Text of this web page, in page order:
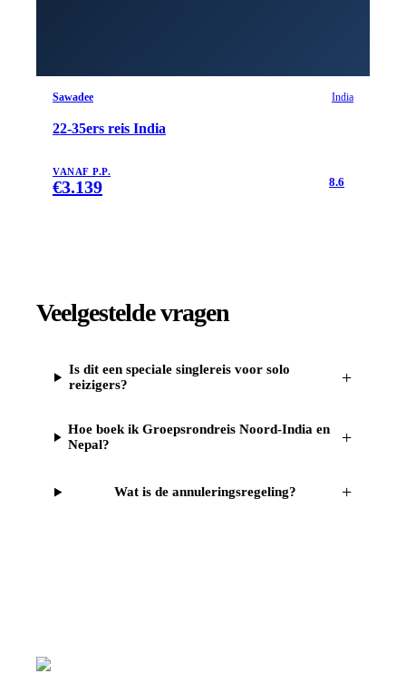
Sawadee India
22-35ers reis India
VANAF P.P.
€3.139 8.6
Veelgestelde vragen
Is dit een speciale singlereis voor solo
reizigers?
+
Hoe boek ik Groepsrondreis Noord-India en
Nepal?
+
Wat is de annuleringsregeling? +